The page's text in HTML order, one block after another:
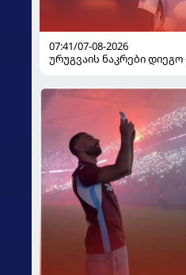
07:41/07-08-2026
ურუგვაის ნაკრები